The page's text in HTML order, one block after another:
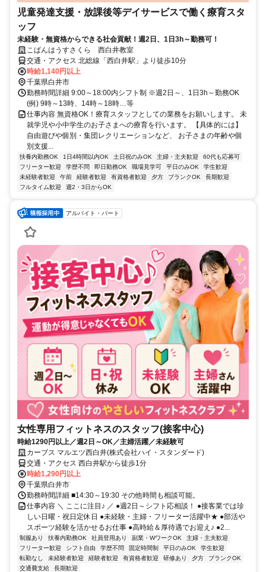
児童発達支援・放課後等デイサービスで働く療育スタ
ッフ
未経験・無資格からできる社会貢献！週2日、1日3h～勤務可！
こぱんはうすさくら 西白井教室
交通・アクセス 北総線「西白井駅」より徒歩10分
時給1,140円以上
千葉県白井市
勤務時間詳細 9:00～18:00内シフト制 ※週2日～、1日3h～勤務OK
(例) 9時～13時、14時～18時…等
仕事内容 無資格OK！療育スタッフとしての業務をお願いします。 未
就学児や小中学生のお子さまへの療育を行います。 【具体的には】
自由遊びや個別・集団レクリエーションなど、 お子さまの年齢や個
別支援...
扶養内勤務OK 1日4時間以内OK 土日祝のみOK 主婦・主夫歓迎
60代も応募可
フリーター歓迎
学歴不問 即日勤務OK 職場見学可 平日のみOK
学生歓迎
未経験者歓迎
午前 経験者歓迎 有資格者歓迎 夕方 ブランクOK
長期歓迎
フルタイム歓迎
週2・3日からOK
アルバイト・パート
女性専用フィットネスのスタッフ(接客中心)
時給1290円以上／週2日～OK／主婦活躍／未経験可
カーブス マルエツ西白井(株式会社ハイ・スタンダード)
交通・アクセス 西白井駅から徒歩1分
時給1,290円以上
千葉県白井市
勤務時間詳細 ■14:30～19:30 その他時間も相談可能。
仕事内容 ＼ ここに注目♪ ／ ●週2日～シフト応相談！ ●接客業では珍
しい日曜・祝日定休日 ●未経験・主婦・フリーター活躍中★ ●部活や
スポーツ経験を活かせるお仕事 ●高時給＆厚待遇でお迎え♪ ●2...
制服あり 扶養内勤務OK 社員登用あり 副業・WワークOK
主婦・主夫歓迎
フリーター歓迎
シフト自由 学歴不問 固定時間制 平日のみOK
学生歓迎
転勤なし
未経験者歓迎 経験者歓迎 有資格者歓迎 研修あり 夕方
ブランクOK
交通費支給
長期歓迎